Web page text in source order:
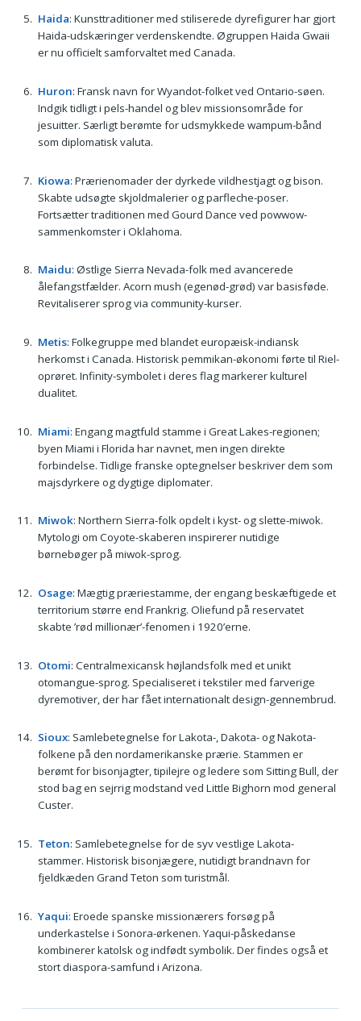
Haida: Kunsttraditioner med stiliserede dyrefigurer har gjort
Haida-udskæringer verdenskendte. Øgruppen Haida Gwaii
er nu officielt samforvaltet med Canada.
Huron: Fransk navn for Wyandot-folket ved Ontario-søen.
Indgik tidligt i pels-handel og blev missionsområde for
jesuitter. Særligt berømte for udsmykkede wampum-bånd
som diplomatisk valuta.
Kiowa: Prærienomader der dyrkede vildhestjagt og bison.
Skabte udsøgte skjoldmalerier og parfleche-poser.
Fortsætter traditionen med Gourd Dance ved powwow-
sammenkomster i Oklahoma.
Maidu: Østlige Sierra Nevada-folk med avancerede
ålefangstfælder. Acorn mush (egenød-grød) var basisføde.
Revitaliserer sprog via community-kurser.
Metis: Folkegruppe med blandet europæisk-indiansk
herkomst i Canada. Historisk pemmikan-økonomi førte til Riel-
oprøret. Infinity-symbolet i deres flag markerer kulturel
dualitet.
Miami: Engang magtfuld stamme i Great Lakes-regionen;
byen Miami i Florida har navnet, men ingen direkte
forbindelse. Tidlige franske optegnelser beskriver dem som
majsdyrkere og dygtige diplomater.
Miwok: Northern Sierra-folk opdelt i kyst- og slette-miwok.
Mytologi om Coyote-skaberen inspirerer nutidige
børnebøger på miwok-sprog.
Osage: Mægtig præriestamme, der engang beskæftigede et
territorium større end Frankrig. Oliefund på reservatet
skabte ’rød millionær’-fenomen i 1920’erne.
Otomi: Centralmexicansk højlandsfolk med et unikt
otomangue-sprog. Specialiseret i tekstiler med farverige
dyremotiver, der har fået internationalt design-gennembrud.
Sioux: Samlebetegnelse for Lakota-, Dakota- og Nakota-
folkene på den nordamerikanske prærie. Stammen er
berømt for bisonjagter, tipilejre og ledere som Sitting Bull, der
stod bag en sejrrig modstand ved Little Bighorn mod general
Custer.
Teton: Samlebetegnelse for de syv vestlige Lakota-
stammer. Historisk bisonjægere, nutidigt brandnavn for
fjeldkæden Grand Teton som turistmål.
Yaqui: Eroede spanske missionærers forsøg på
underkastelse i Sonora-ørkenen. Yaqui-påskedanse
kombinerer katolsk og indfødt symbolik. Der findes også et
stort diaspora-samfund i Arizona.